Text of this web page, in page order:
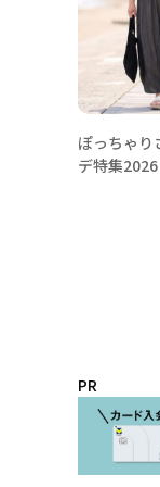
ぽっちゃり
デ特集2026
PR